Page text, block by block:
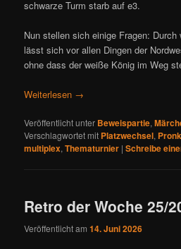
schwarze Turm starb auf e3.
Nun stellen sich einige Fragen:
lässt sich vor allen Dingen der
ohne dass der weiße König im Weg
Weiterlesen →
Veröffentlicht unter Beweispartie,
Verschlagwortet mit Platzwechsel,
multiplex,Thematurnier |Schreibe
Retro der Woche 25/
Veröffentlicht am14. Juni 2026